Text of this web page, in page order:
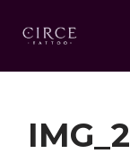
Saltar
al